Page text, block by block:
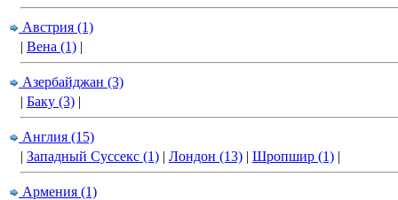
Австрия (1)
| Вена (1) |
Азербайджан (3)
| Баку (3) |
Англия (15)
| Западный Суссекс (1) | Лондон (13) | Шропшир (1) |
Армения (1)